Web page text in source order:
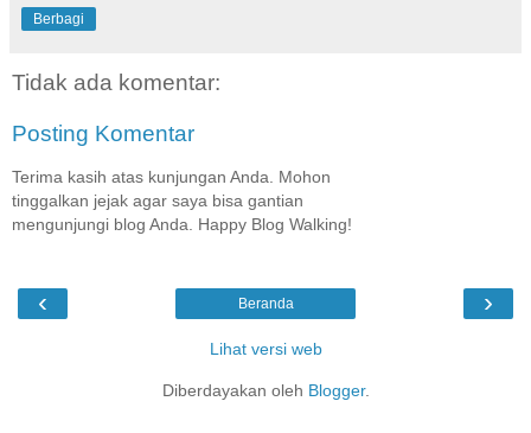
Berbagi
Tidak ada komentar:
Posting Komentar
Terima kasih atas kunjungan Anda. Mohon
tinggalkan jejak agar saya bisa gantian
mengunjungi blog Anda. Happy Blog Walking!
‹ ›
Beranda
Lihat versi web
Diberdayakan oleh Blogger.